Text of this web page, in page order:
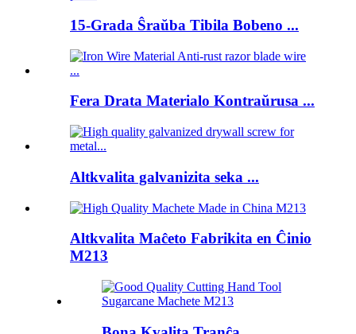
15-Grada Ŝraŭba Tibila Bobeno ...
Fera Drata Materialo Kontraŭrusa ...
Altkvalita galvanizita seka ...
Altkvalita Maĉeto Fabrikita en Ĉinio
M213